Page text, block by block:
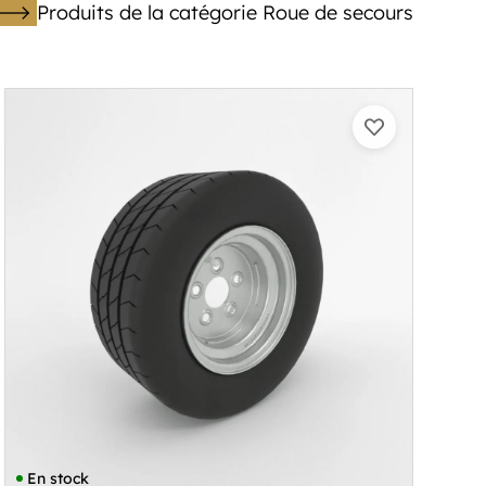
Produits de la catégorie Roue de secours
En stock